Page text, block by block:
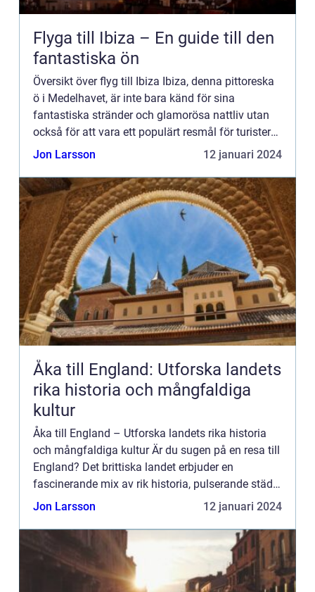
Flyga till Ibiza – En guide till den
fantastiska ön
Översikt över flyg till Ibiza Ibiza, denna pittoreska
ö i Medelhavet, är inte bara känd för sina
fantastiska stränder och glamorösa nattliv utan
också för att vara ett populärt resmål för turister
från hela världen. Och det bästa sättet att nå
Jon Larsson 12 januari 2024
Åka till England: Utforska landets
rika historia och mångfaldiga
kultur
Åka till England – Utforska landets rika historia
och mångfaldiga kultur Är du sugen på en resa till
England? Det brittiska landet erbjuder en
fascinerande mix av rik historia, pulserande städer
och pittoreska landskap. Med en mängd olika sätt
Jon Larsson 12 januari 2024